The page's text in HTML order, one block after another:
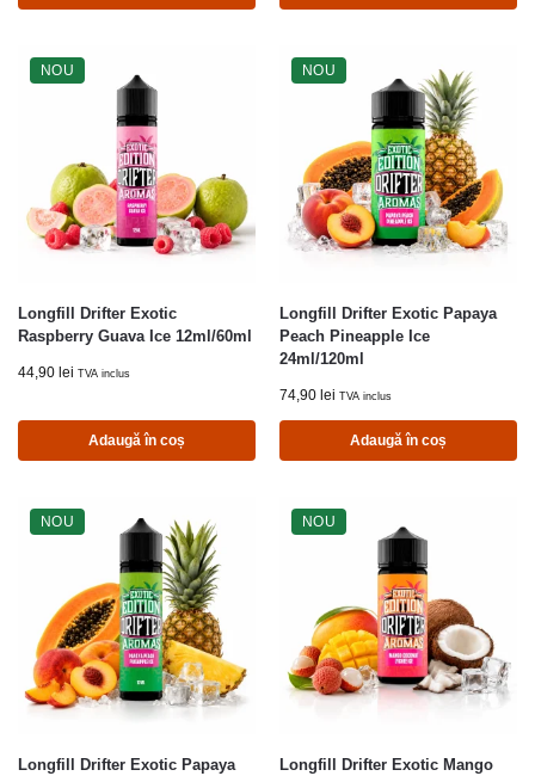
NOU
Longfill Drifter Exotic
Raspberry Guava Ice 12ml/60ml
44,90 lei TVA inclus
Adaugă în coș
NOU
Longfill Drifter Exotic Papaya
Peach Pineapple Ice
24ml/120ml
74,90 lei TVA inclus
Adaugă în coș
NOU
Longfill Drifter Exotic Papaya
NOU
Longfill Drifter Exotic Mango